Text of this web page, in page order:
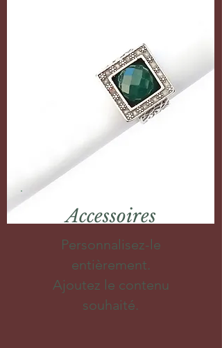
Accessoires
Personnalisez-le
entièrement.
Ajoutez le contenu
souhaité.